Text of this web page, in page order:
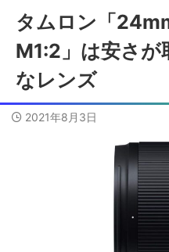
タムロン「
M1:2」は安さ
なレンズ
2021年8月3日